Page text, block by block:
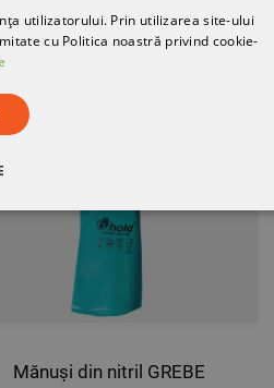
Mănuși din nitril GREBE
utilizatorului. Prin utilizarea site-ului
cu Politica noastră privind cookie-
DE